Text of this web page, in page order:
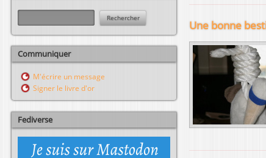
Une bonne
p
a
R
e
c
h
e
h
r
Communiquer
M'écrire un message
Signer le livre d'or
Fediverse